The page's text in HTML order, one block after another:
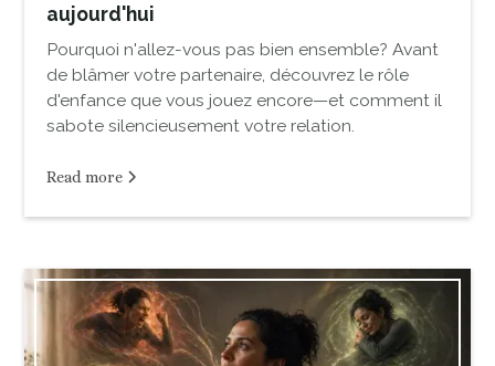
aujourd'hui
Pourquoi n'allez-vous pas bien ensemble? Avant
de blâmer votre partenaire, découvrez le rôle
d'enfance que vous jouez encore—et comment il
sabote silencieusement votre relation.
Read more